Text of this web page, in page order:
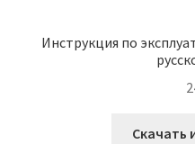
Инструкция по
Скачать